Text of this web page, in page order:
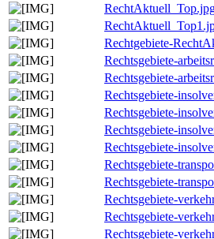
Rechtgebiete-
Rechtsgebiete-
Rechtsgebiete-
Rechtsgebiete-
Rechtsgebiete-
Rechtsgebiete-
Rechtsgebiete-
Rechtsgebiete-
Rechtsgebiete-
Rechtsgebiete-
Rechtsgebiete-
Rechtsgebiete-